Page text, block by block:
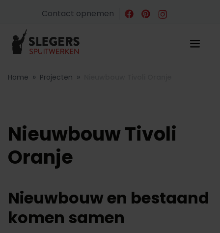
Contact opnemen
Home » Projecten »
Nieuwbouw Tivoli
Oranje
Nieuwbouw en bestaand
komen samen